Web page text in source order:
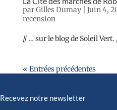
parGilles Dumay| Juin 4,
recension
// … sur le blog de Soleil Vert.
« Entrées précédentes
Recevez notre newsletter